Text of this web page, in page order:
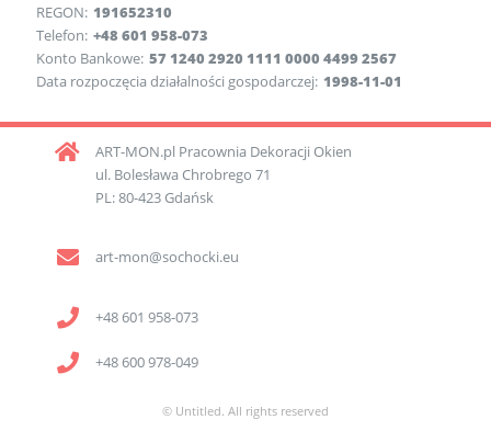
REGON: 191652310
Telefon: +48 601 958-073
Konto Bankowe: 57 1240 2920 1111 0000 4499 2567
Data rozpoczęcia działalności gospodarczej: 1998-11-01
ART-MON.pl Pracownia Dekoracji Okien
ul. Bolesława Chrobrego 71
PL: 80-423 Gdańsk
art-mon@sochocki.eu
+48 601 958-073
+48 600 978-049
© Untitled. All rights reserved